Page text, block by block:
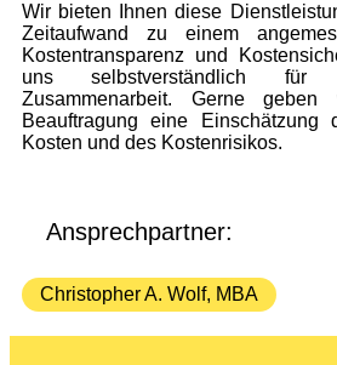
Wir bieten Ihnen diese
Zeitaufwand zu einem
Kostentransparenz und
uns selbstverständlich für
Zusammenarbeit. Gerne
Beauftragung eine Einschätzung
Kosten und des Kostenrisikos.
Ansprechpartner:
Christopher A. Wolf, MBA